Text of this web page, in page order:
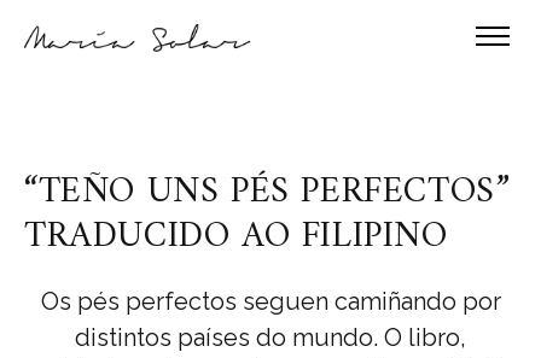
“TEÑO UNS PÉS PERFECTOS”
TRADUCIDO AO FILIPINO
Os pés perfectos seguen camiñando por
distintos países do mundo. O libro,